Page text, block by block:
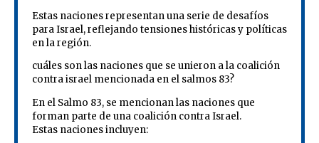
Estas naciones representan una serie de desafíos
para Israel, reflejando tensiones históricas y políticas
en la región.
cuáles son las naciones que se unieron a la coalición
contra israel mencionada en el salmos 83?
En el Salmo 83, se mencionan las naciones que
forman parte de una coalición contra Israel.
Estas naciones incluyen: